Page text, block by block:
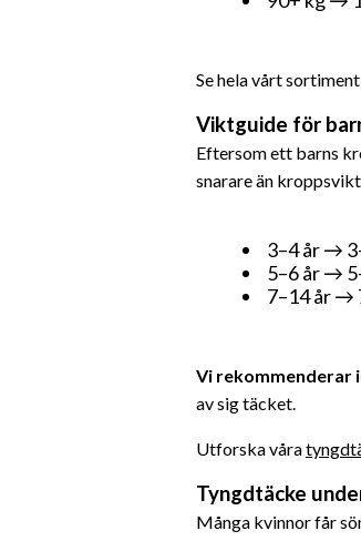
Se hela vårt
Viktguide för
Eftersom ett barns
snarare än
3–4 år →
5–6 år →
7–14 år →
Vi rekommenderar
av sig täcket.
Utforska våra
Tyngdtäcke
Många kvinnor får